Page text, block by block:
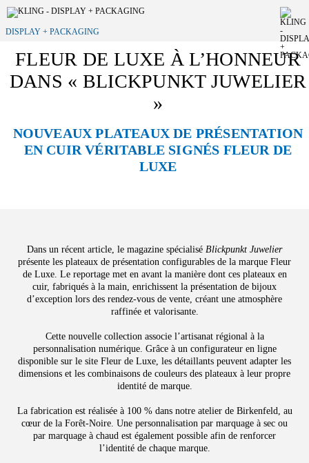
DISPLAY + PACKAGING
FLEUR DE LUXE À L’HONNEUR
DANS « BLICKPUNKT JUWELIER
»
NOUVEAUX PLATEAUX DE PRÉSENTATION
EN CUIR VÉRITABLE SIGNÉS FLEUR DE
LUXE
Dans un récent article, le magazine spécialisé Blickpunkt Juwelier
présente les plateaux de présentation configurables de la marque Fleur
de Luxe. Le reportage met en avant la manière dont ces plateaux en
cuir, fabriqués à la main, enrichissent la présentation de bijoux
d’exception lors des rendez-vous de vente, créant une atmosphère
raffinée et valorisante.
Cette nouvelle collection associe l’artisanat régional à la
personnalisation numérique. Grâce à un configurateur en ligne
disponible sur le site Fleur de Luxe, les détaillants peuvent adapter les
dimensions et les combinaisons de couleurs des plateaux à leur propre
identité de marque.
La fabrication est réalisée à 100 % dans notre atelier de Birkenfeld, au
cœur de la Forêt-Noire. Une personnalisation par marquage à sec ou
par marquage à chaud est également possible afin de renforcer
l’identité de chaque marque.